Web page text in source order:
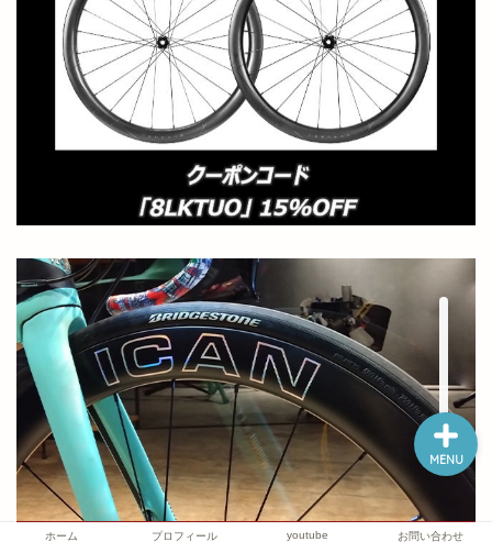
ホーム プロフィール youtube お問い合わせ
MENU
ホーム
プロフィール
お問い合わせ